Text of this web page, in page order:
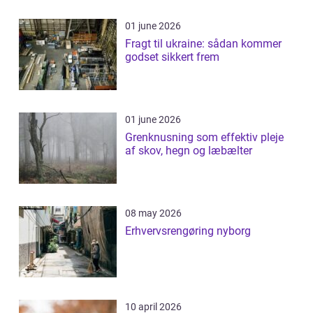
01 june 2026
Fragt til ukraine: sådan kommer
godset sikkert frem
01 june 2026
Grenknusning som effektiv pleje
af skov, hegn og læbælter
08 may 2026
Erhvervsrengøring nyborg
10 april 2026